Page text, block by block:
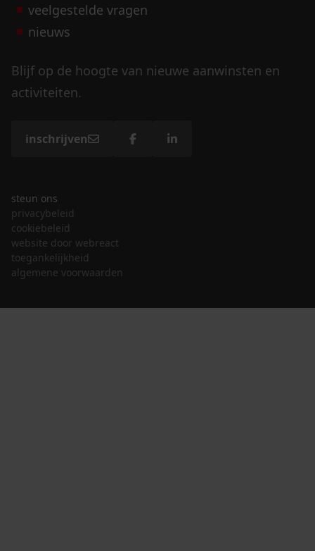
veelgestelde vragen
nieuws
Blijf op de hoogte van nieuwe aanwinsten en
activiteiten.
inschrijven
steun ons
privacybeleid
cookiebeleid
website door webreact
toegankelijkheid
algemene voorwaarden